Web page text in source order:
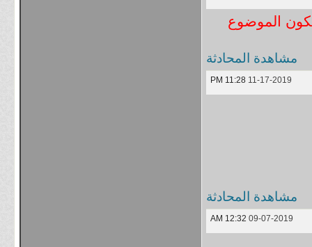
الموضوع
مشاهدة المحادثة
11-17-2019
11:28 PM
مشاهدة المحادثة
09-07-2019
12:32 AM